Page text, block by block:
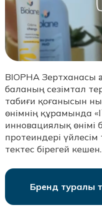
ВІОРНА Зертханасы
баланың сезімтал
табиғи қоғанысын
өнімнің құрамында
инновациялық өнімі
протеиндері
тектес бірегей кешен.
Бренд туралы